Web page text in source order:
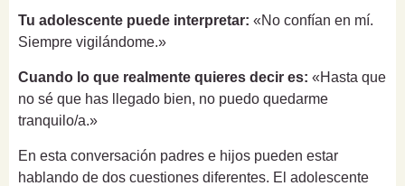
Tu adolescente puede interpretar: «No confían en mí.
Siempre vigilándome.»
Cuando lo que realmente quieres decir es: «Hasta que
no sé que has llegado bien, no puedo quedarme
tranquilo/a.»
En esta conversación padres e hijos pueden estar
hablando de dos cuestiones diferentes. El adolescente